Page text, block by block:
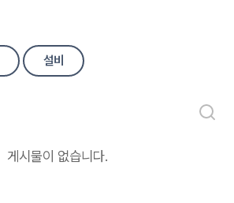
설비
게시물이 없습니다.